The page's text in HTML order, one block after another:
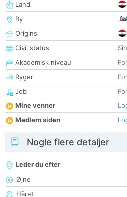
Land
By
Origins
Civil status
Akademisk niveau
Ryger
Job
Mine venner
Medlem siden
Nogle flere detaljer
Leder du efter
Øjne
Håret